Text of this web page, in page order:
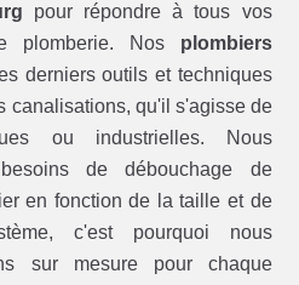
pour répondre à tous vos
plomberie. Nos plombiers
derniers outils et techniques
canalisations, qu'il s'agisse de
ou industrielles. Nous
de débouchage de
en fonction de la taille et de
c'est pourquoi nous
sur mesure pour chaque